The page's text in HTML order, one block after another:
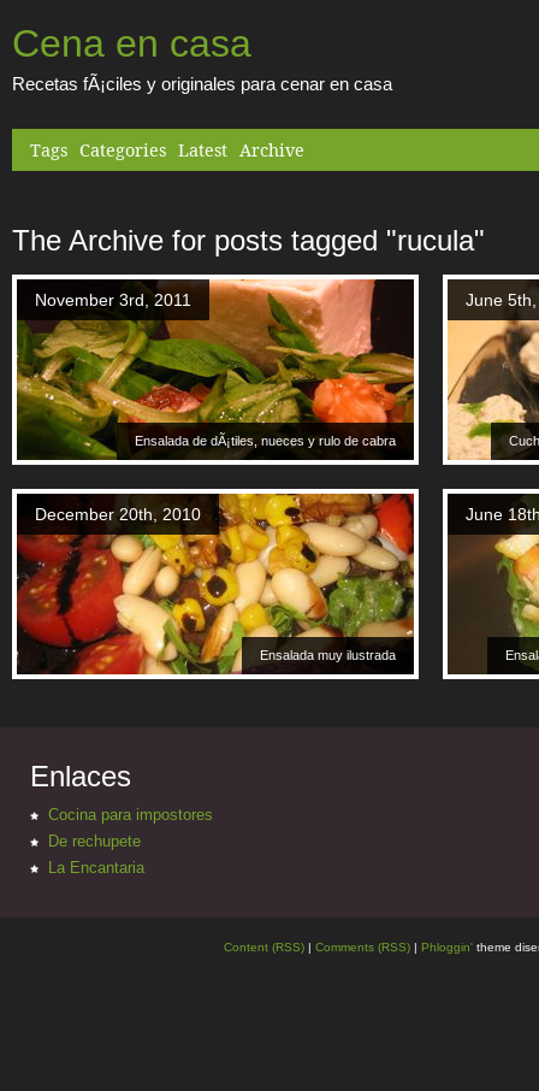
Cena en casa
Recetas fÃ¡ciles y originales para cenar en casa
Tags Categories Latest Archive
The Archive for posts tagged "rucula"
Ensalada de dÃ¡tiles, nueces y rulo de cabra
November 3rd, 2011 June
Ensalada muy ilustrada
December 20th, 2010 June
Enlaces
Cocina para impostores
De rechupete
La Encantaria
Content (RSS) | Comments (RSS) | Phloggin' theme